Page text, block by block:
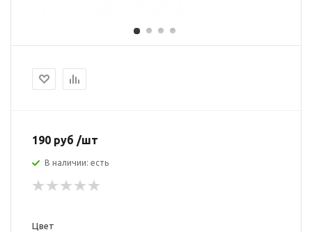
190 руб /шт
В наличии: есть
Цвет